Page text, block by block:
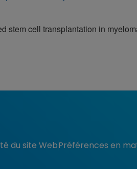
stem cell transplantation in
du site WebPréférences en